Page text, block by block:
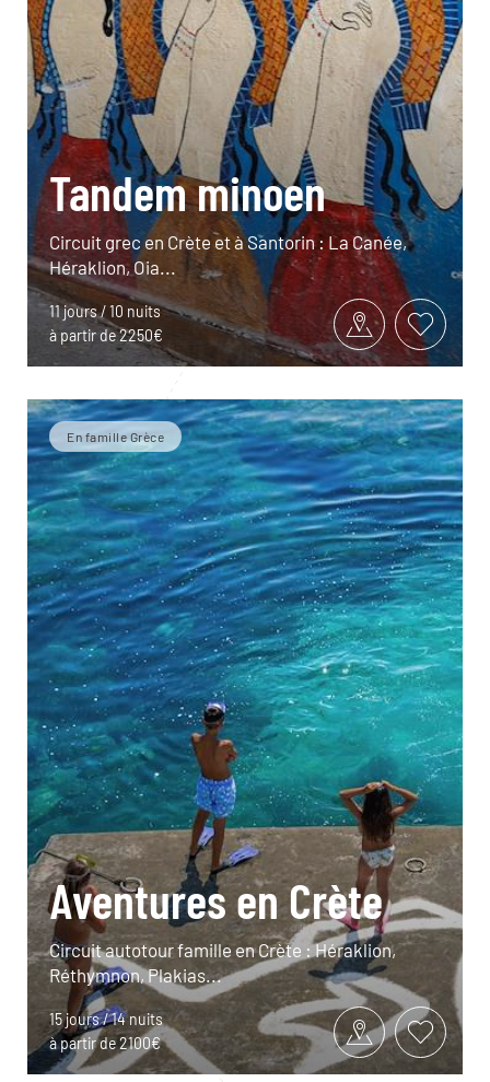
Tandem minoen
Circuit grec en Crète et à Santorin : La Canée,
Héraklion, Oia...
11 jours / 10 nuits
à partir de 2250€
En famille Grèce
Aventures en Crète
Circuit autotour famille en Crète : Héraklion,
Réthymnon, Plakias...
15 jours / 14 nuits
à partir de 2100€